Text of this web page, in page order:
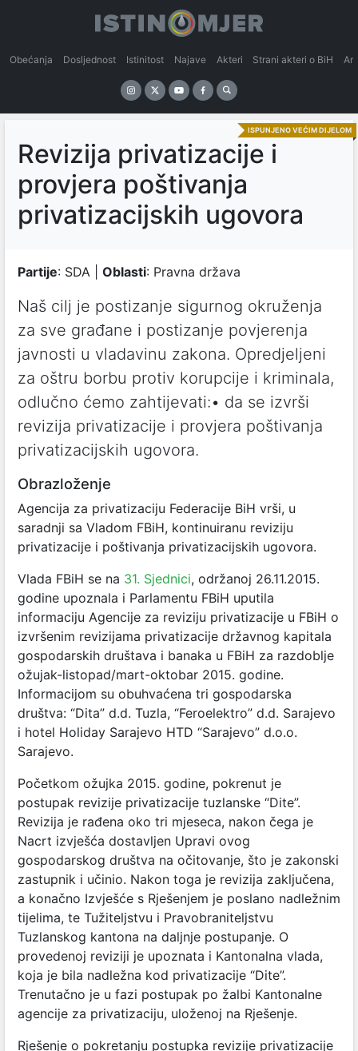
Obećanja Dosljednost Istinitost Najave Akteri Strani akteri o BiH
ISPUNJENO VEĆIM DIJELOM
Revizija privatizacije i
provjera poštivanja
privatizacijskih ugovora
Partije: SDA | Oblasti: Pravna država
Naš cilj je postizanje sigurnog okruženja
za sve građane i postizanje povjerenja
javnosti u vladavinu zakona. Opredjeljeni
za oštru borbu protiv korupcije i kriminala,
odlučno ćemo zahtijevati:• da se izvrši
revizija privatizacije i provjera poštivanja
privatizacijskih ugovora.
Obrazloženje
Agencija za privatizaciju Federacije BiH vrši, u
saradnji sa Vladom FBiH, kontinuiranu reviziju
privatizacije i poštivanja privatizacijskih ugovora.
Vlada FBiH se na 31. Sjednici, održanoj 26.11.2015.
godine upoznala i Parlamentu FBiH uputila
informaciju Agencije za reviziju privatizacije u FBiH o
izvršenim revizijama privatizacije državnog kapitala
gospodarskih društava i banaka u FBiH za razdoblje
ožujak-listopad/mart-oktobar 2015. godine.
Informacijom su obuhvaćena tri gospodarska
društva: “Dita” d.d. Tuzla, “Feroelektro” d.d. Sarajevo
i hotel Holiday Sarajevo HTD “Sarajevo” d.o.o.
Sarajevo.
Početkom ožujka 2015. godine, pokrenut je
postupak revizije privatizacije tuzlanske “Dite”.
Revizija je rađena oko tri mjeseca, nakon čega je
Nacrt izvješća dostavljen Upravi ovog
gospodarskog društva na očitovanje, što je zakonski
zastupnik i učinio. Nakon toga je revizija zaključena,
a konačno Izvješće s Rješenjem je poslano nadležnim
tijelima, te Tužiteljstvu i Pravobraniteljstvu
Tuzlanskog kantona na daljnje postupanje. O
provedenoj reviziji je upoznata i Kantonalna vlada,
koja je bila nadležna kod privatizacije “Dite”.
Trenutačno je u fazi postupak po žalbi Kantonalne
agencije za privatizaciju, uloženoj na Rješenje.
Rješenje o pokretanju postupka revizije privatizacije